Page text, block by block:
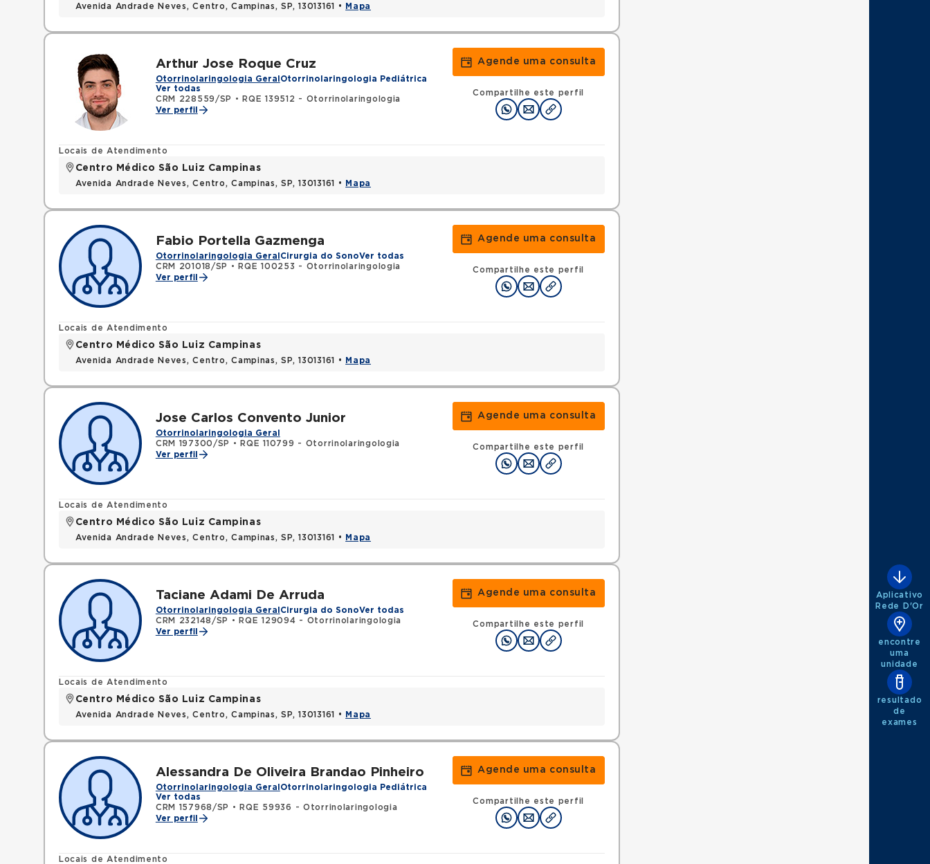
Avenida Andrade Neves, Centro, Campinas, SP, 13013161 • Mapa
Arthur Jose Roque Cruz
Otorrinolaringologia Geral Otorrinolaringologia Pediátrica
Ver todas
CRM 228559/SP
•
RQE 139512 - Otorrinolaringologia
Ver perfil
Agende uma consulta
Compartilhe este perfil
Locais de Atendimento
Centro Médico São Luiz Campinas
Avenida Andrade Neves, Centro, Campinas, SP, 13013161 • Mapa
Fabio Portella Gazmenga
Otorrinolaringologia Geral Cirurgia do SonoVer todas
CRM 201018/SP
•
RQE 100253 - Otorrinolaringologia
Ver perfil
Agende uma consulta
Compartilhe este perfil
Locais de Atendimento
Centro Médico São Luiz Campinas
Avenida Andrade Neves, Centro, Campinas, SP, 13013161 • Mapa
Jose Carlos Convento Junior
Otorrinolaringologia Geral
CRM 197300/SP
•
RQE 110799 - Otorrinolaringologia
Ver perfil
Agende uma consulta
Compartilhe este perfil
Locais de Atendimento
Centro Médico São Luiz Campinas
Avenida Andrade Neves, Centro, Campinas, SP, 13013161 • Mapa
Taciane Adami De Arruda
Otorrinolaringologia Geral Cirurgia do SonoVer todas
CRM 232148/SP
•
RQE 129094 - Otorrinolaringologia
Ver perfil
Agende uma consulta
Compartilhe este perfil
Locais de Atendimento
Centro Médico São Luiz Campinas
Avenida Andrade Neves, Centro, Campinas, SP, 13013161 • Mapa
Alessandra De Oliveira Brandao Pinheiro
Otorrinolaringologia Geral Otorrinolaringologia Pediátrica
Ver todas
CRM 157968/SP
•
RQE 59936 - Otorrinolaringologia
Ver perfil
Agende uma consulta
Compartilhe este perfil
Locais de Atendimento
Aplicativo
Rede D'Or
encontre
uma
unidade
resultado
de
exames